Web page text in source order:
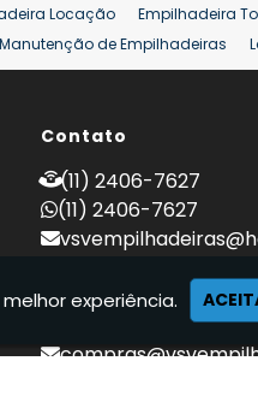
Locação Empilhadeira
de Empilhadeiras
Hipermercados Locação
Empilhadeira Elétrica
ton Empilhadeira a
Contato
(11) 2406-7627
(11) 2406-7627
experiência.